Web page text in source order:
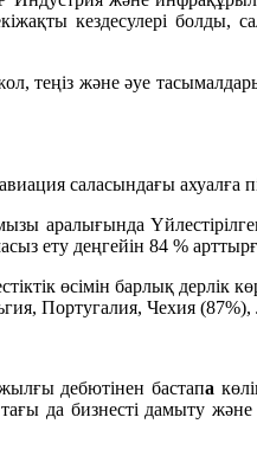
кездесулері болды,
теңіз және әуе
саласындағы ахуалға
аралығында
ету деңгейін 84 %
өсімін барлық
Португалия, Чехия
дебютінен бастапа
да бизнесті дамыту және